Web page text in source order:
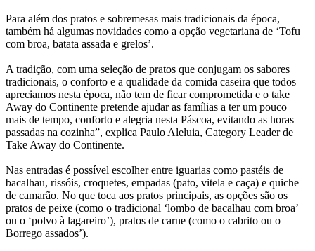
Para além dos pratos e sobremesas mais tradicionais da época,
também há algumas novidades como a opção vegetariana de ‘Tofu
com broa, batata assada e grelos’.
A tradição, com uma seleção de pratos que conjugam os sabores
tradicionais, o conforto e a qualidade da comida caseira que todos
apreciamos nesta época, não tem de ficar comprometida e o take
Away do Continente pretende ajudar as famílias a ter um pouco
mais de tempo, conforto e alegria nesta Páscoa, evitando as horas
passadas na cozinha”, explica Paulo Aleluia, Category Leader de
Take Away do Continente.
Nas entradas é possível escolher entre iguarias como pastéis de
bacalhau, rissóis, croquetes, empadas (pato, vitela e caça) e quiche
de camarão. No que toca aos pratos principais, as opções são os
pratos de peixe (como o tradicional ‘lombo de bacalhau com broa’
ou o ‘polvo à lagareiro’), pratos de carne (como o cabrito ou o
Borrego assados’).